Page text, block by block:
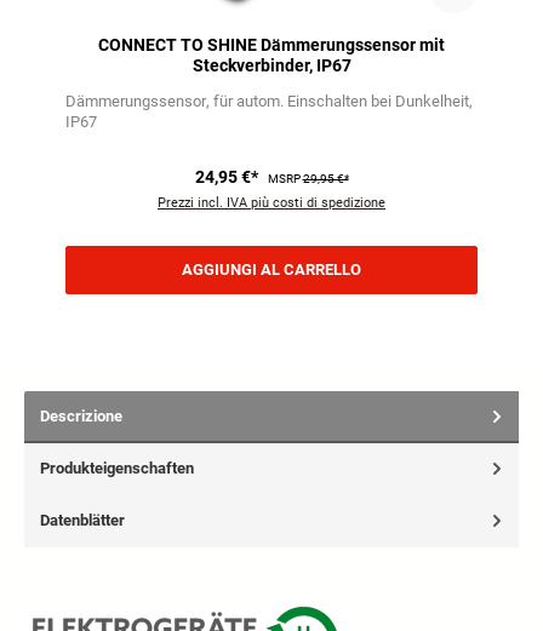
CONNECT TO SHINE Dämmerungssensor mit
Steckverbinder, IP67
Dämmerungssensor für autom. Einschalten bei Dunkelheit
IP67
24,95 €* MSRP29,95 €*
Prezzi incl. IVA più costi di spedizione
AGGIUNGI AL CARRELLO
Descrizione
Produkteigenschaften
Datenblätter